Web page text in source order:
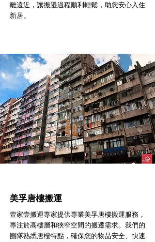
離遠近，讓搬遷過程順利輕鬆，助您安心入住
新居。
美孚​唐樓搬運
壹家壹搬運專家提供專業美孚唐樓搬運服務，
專注於高樓層和狹窄空間的搬遷需求。我們的
團隊熟悉唐樓特點，確保您的物品安全、快速